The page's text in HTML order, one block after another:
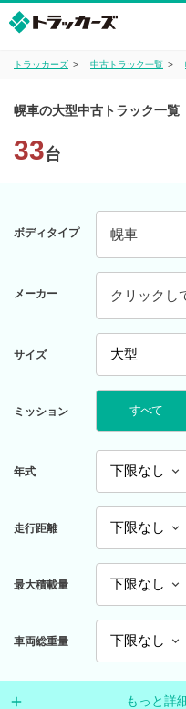
トラッカーズ 中古トラック一覧
幌車の大型中古トラック一覧
33台
ボディタイプ 幌車
メーカー クリックし
サイズ
ミッション すべて
年式
走行距離
最大積載量
車両総重量
もっと詳